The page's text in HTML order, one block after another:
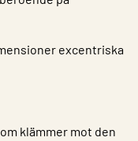
excentriska
klämmer mot den